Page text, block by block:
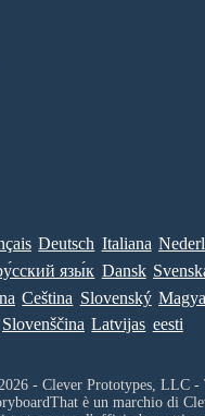
Deutsch Italiana
язы́к Dansk
Ceština Slovenský
Slovenščina Latvijas eesti
- Clever Prototypes, LLC
è un marchio di